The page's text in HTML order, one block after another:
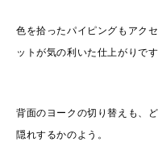
色を拾ったパイピングもアク
ットが気の利いた仕上がりです
背面のヨークの切り替えも、
隠れするかのよう。